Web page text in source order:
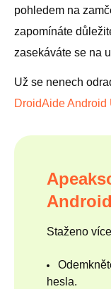
pohledem na
zapomínáte
zasekáváte se na
Už se nenech
DroidAide Android
Staženo
hesla.